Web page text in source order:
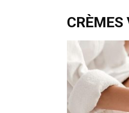
CRÈMES